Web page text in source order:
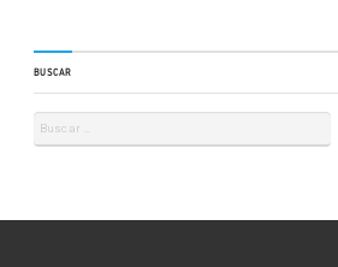
BUSCAR